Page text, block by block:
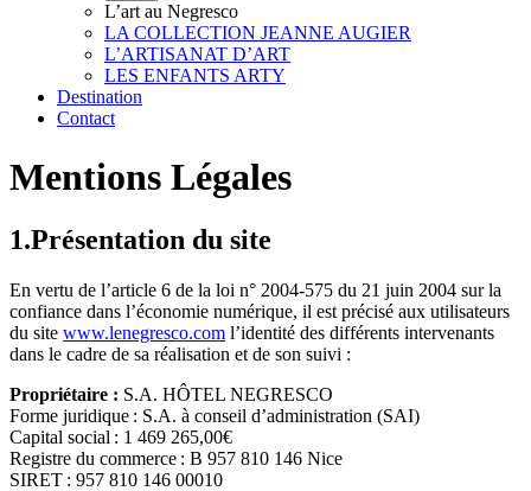
L’art au Negresco
LA COLLECTION JEANNE AUGIER
L’ARTISANAT D’ART
LES ENFANTS ARTY
Destination
Contact
Mentions Légales
1.Présentation du site
En vertu de l’article 6 de la loi n° 2004-575 du 21 juin 2004 sur la
confiance dans l’économie numérique, il est précisé aux utilisateurs
du site www.lenegresco.com l’identité des différents intervenants
dans le cadre de sa réalisation et de son suivi :
Propriétaire : S.A. HÔTEL NEGRESCO
Forme juridique : S.A. à conseil d’administration (SAI)
Capital social : 1 469 265,00€
Registre du commerce : B 957 810 146 Nice
SIRET : 957 810 146 00010